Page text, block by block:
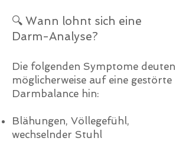
🔍 Wann lohnt sich eine
Darm-Analyse?
Die folgenden Symptome deuten
möglicherweise auf eine gestörte
Darmbalance hin:
Blähungen, Völlegefühl,
wechselnder Stuhl